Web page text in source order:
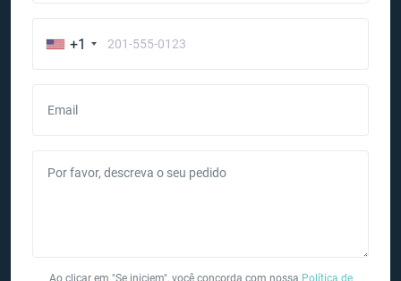
+1
Email
Por favor, descreva o seu pedido
Ao clicar em "Se iniciem", você concorda com nossa Política de